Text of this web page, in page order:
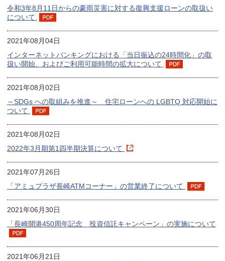
令和3年8月11日からの豪雨災害に対する復興支援ローンの取扱い
について
2021年08月04日
インターネットバンキングにおける「当日振込の24時間化」の取
扱い開始、およびご利用可能時間の拡大について
2021年08月02日
～SDGs への取組みを推進～ 住宅ローンへの LGBTQ 対応開始に
ついて
2021年08月02日
2022年3月期第1四半期決算について
2021年07月26日
「アミュプラザ長崎ATMコーナー」の営業終了について
2021年06月30日
「長崎開港450周年記念 投資信託キャンペーン」の実施について
2021年06月21日